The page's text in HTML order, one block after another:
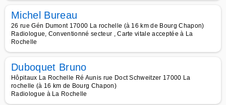
Michel Bureau
26 rue Gén Dumont 17000 La rochelle (à 16 km de Bourg Chapon)
Radiologue, Conventionné secteur , Carte vitale acceptée à La
Rochelle
Duboquet Bruno
Hôpitaux La Rochelle Ré Aunis rue Doct Schweitzer 17000 La
rochelle (à 16 km de Bourg Chapon)
Radiologue à La Rochelle